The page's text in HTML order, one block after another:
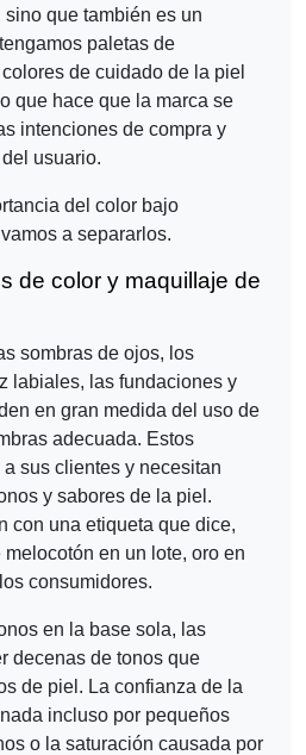
que también es un
paletas de
de cuidado de la piel
que hace que la marca se
intenciones de compra y
usuario.
del color bajo
a separarlos.
de color y maquillaje de
sombras de ojos, los
labiales, las fundaciones y
en gran medida del uso de
adecuada. Estos
sus clientes y necesitan
y sabores de la piel.
con una etiqueta que dice,
en un lote, oro en
consumidores.
en la base sola, las
decenas de tonos que
de piel. La confianza de la
incluso por pequeños
o la saturación causada por